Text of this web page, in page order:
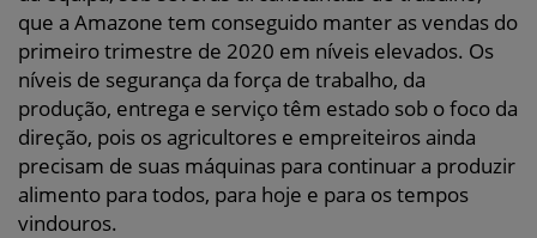
que a Amazone tem conseguido manter as vendas do
primeiro trimestre de 2020 em níveis elevados. Os
níveis de segurança da força de trabalho, da
produção, entrega e serviço têm estado sob o foco da
direção, pois os agricultores e empreiteiros ainda
precisam de suas máquinas para continuar a produzir
alimento para todos, para hoje e para os tempos
vindouros.